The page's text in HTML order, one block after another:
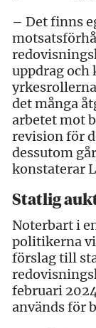
– Det finns
uppdrag och
det många
arbetet mot
revision för
dessutom
konstaterar
Statlig
Noterbart i
politikerna
förslag till
februari
används för